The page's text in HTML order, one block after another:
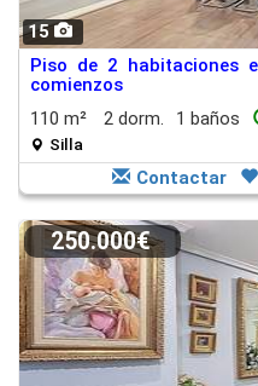
15
Piso de 2 habitaciones
comienzos
110 m²
2 dorm. 1 baños
Silla
Contactar
250.000€